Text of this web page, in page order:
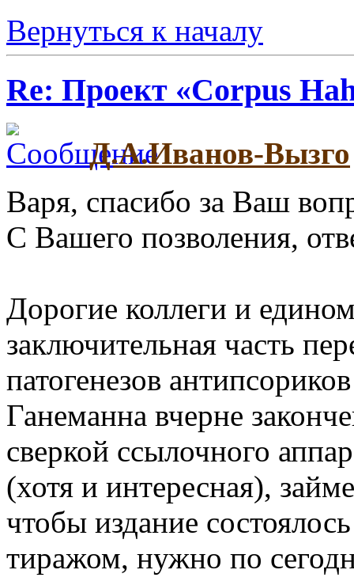
Вернуться к началу
Re: Проект «Corpus
Д.А.Иванов-Вызго
Варя, спасибо за Ваш
С Вашего позволения,
Дорогие коллеги и
заключительная часть
патогенезов
Ганеманна вчерне
сверкой ссылочного
(хотя и интересная),
чтобы издание
тиражом, нужно по